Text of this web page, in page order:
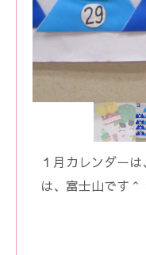
１月カレンダー
は、富士山です＾